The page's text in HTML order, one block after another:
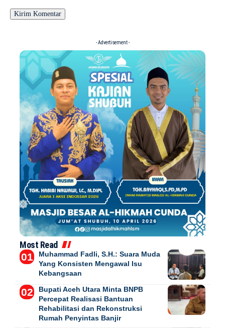
- Advertisement -
Most Read
Muhammad Fadli, S.H.: Suara Muda
Yang Konsisten Mengawal Isu
Kebangsaan
Bupati Aceh Utara Minta BNPB
Percepat Realisasi Bantuan
Rehabilitasi dan Rekonstruksi
Rumah Penyintas Banjir